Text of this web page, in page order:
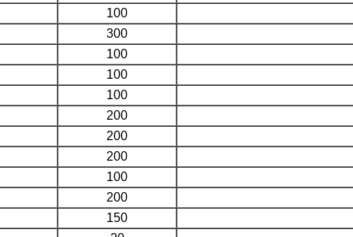
100
300
100
100
100
200
200
200
100
200
150